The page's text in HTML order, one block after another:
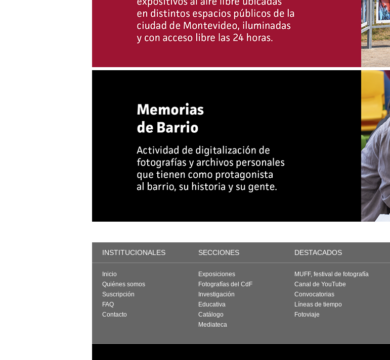
INSTITUCIONALES SECCIONES DESTACADOS
Inicio
Quiénes somos
Suscripción
FAQ
Contacto
Exposiciones
Fotografías del CdF
Investigación
Educativa
Catálogo
Mediateca
MUFF, festival de fotografía
Canal de YouTube
Convocatorias
Líneas de tiempo
Fotoviaje